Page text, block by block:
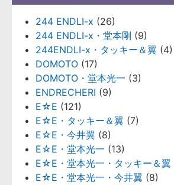
244 ENDLI-x (26)
244 ENDLI-x・堂本剛 (9)
244ENDLI-x・タッキー＆翼 (4)
DOMOTO (17)
DOMOTO・堂本光一 (3)
ENDRECHERI (9)
E☆E (121)
E☆E・タッキー＆翼 (7)
E☆E・今井翼 (8)
E☆E・堂本光一 (13)
E☆E・堂本光一・タッキー＆翼
E☆E・堂本光一・今井翼 (8)